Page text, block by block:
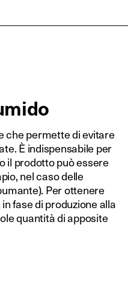
che permette di evitare
È indispensabile per
il prodotto può essere
nel caso delle
Per ottenere
fase di produzione alla
quantità di apposite